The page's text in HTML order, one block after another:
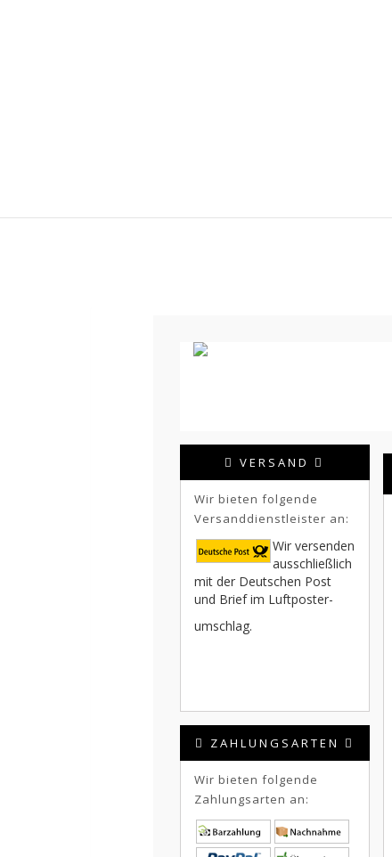
VERSAND
Wir bieten folgende
Versanddienstleister an:
Wir versenden
ausschließlich
mit der Deutschen Post
und Brief im Luftposter-
umschlag.
ZAHLUNGSARTEN
Wir bieten folgende
Zahlungsarten an: